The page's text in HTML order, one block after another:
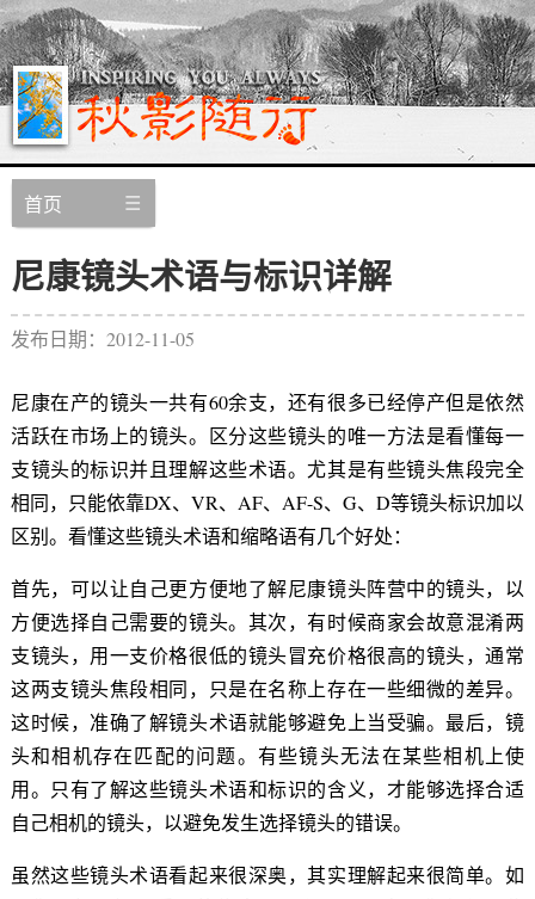
首页
尼康镜头术语与标识详解
发布日期：2012-11-05
尼康在产的镜头一共有60余支，还有很多已经停产但是依然
活跃在市场上的镜头。区分这些镜头的唯一方法是看懂每一
支镜头的标识并且理解这些术语。尤其是有些镜头焦段完全
相同，只能依靠DX、VR、AF、AF-S、G、D等镜头标识加以
区别。看懂这些镜头术语和缩略语有几个好处：
首先，可以让自己更方便地了解尼康镜头阵营中的镜头，以
方便选择自己需要的镜头。其次，有时候商家会故意混淆两
支镜头，用一支价格很低的镜头冒充价格很高的镜头，通常
这两支镜头焦段相同，只是在名称上存在一些细微的差异。
这时候，准确了解镜头术语就能够避免上当受骗。最后，镜
头和相机存在匹配的问题。有些镜头无法在某些相机上使
用。只有了解这些镜头术语和标识的含义，才能够选择合适
自己相机的镜头，以避免发生选择镜头的错误。
虽然这些镜头术语看起来很深奥，其实理解起来很简单。如